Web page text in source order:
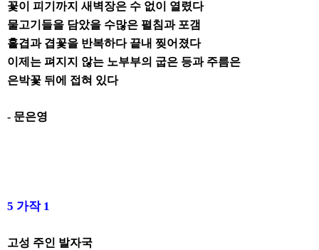
꽃이 피기까지 새벽장은 수 없이 열렸다
물고기들을 담았을 수많은 펼침과 포갬
홑겹과 겹꽃을 반복하다 끝내 찢어졌다
이제는 펴지지 않는 노부부의 굽은 등과 주름은
은박꽃 뒤에 접혀 있다
- 문은영
5 가작 1
고성 주인 발자국